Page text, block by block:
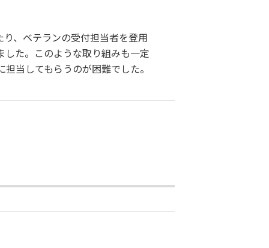
、ベテランの受付担当者を登用
た。このような取り組みも一定
当してもらうのが困難でした。